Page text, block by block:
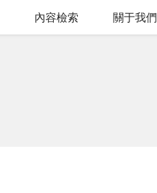
內容檢索 關于我們